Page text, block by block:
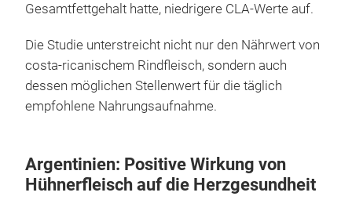
Gesamtfettgehalt hatte, niedrigere CLA-Werte auf.
Die Studie unterstreicht nicht nur den Nährwert von
costa-ricanischem Rindfleisch, sondern auch
dessen möglichen Stellenwert für die täglich
empfohlene Nahrungsaufnahme.
Argentinien: Positive Wirkung von
Hühnerfleisch auf die Herzgesundheit